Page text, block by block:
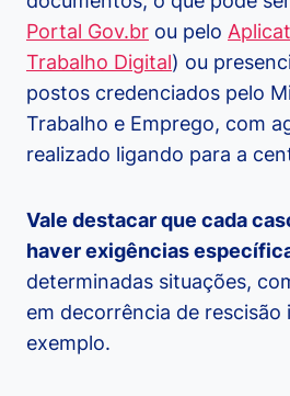
Portal Gov.br ou pelo
Trabalho Digital) ou
postos credenciados pelo
Trabalho e Emprego, com
realizado ligando para a
Vale destacar que cada
haver exigências
determinadas situações,
em decorrência de rescisão
exemplo.